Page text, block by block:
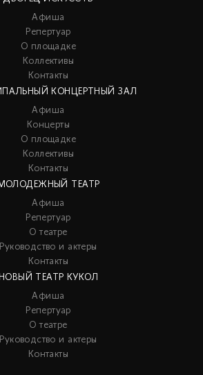
Афиша
Репертуар
О площадке
Коллективы
Контакты
КОНЦЕРТНЫЙ ЗАЛ
Афиша
Концерты
О площадке
Коллективы
Контакты
ТЕАТР
Афиша
Репертуар
О театре
Руководство и актеры
Контакты
НОВЫЙ ТЕАТР КУКОЛ
Афиша
Репертуар
О театре
Руководство и актеры
Контакты